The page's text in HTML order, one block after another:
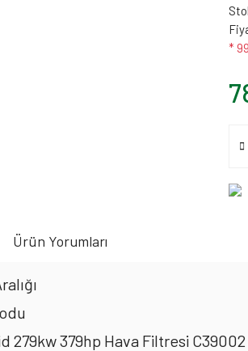
*
Ürün Yorumları
279kw 379hp Hava Filtresi C39002